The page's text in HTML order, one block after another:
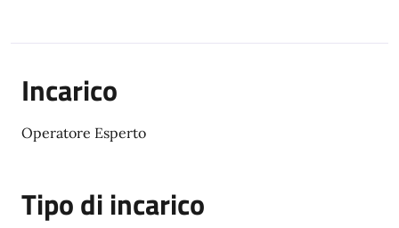
Incarico
Operatore Esperto
Tipo di incarico